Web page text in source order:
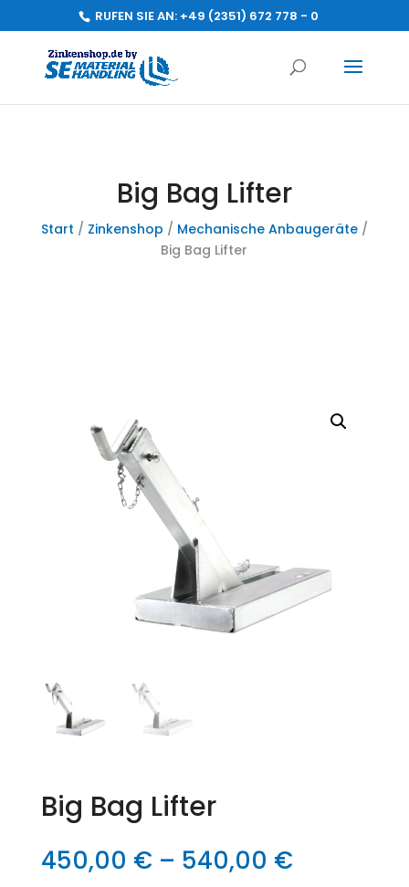
RUFEN SIE AN: +49 (2351) 672 778 - 0
Big Bag Lifter
Start / Zinkenshop / Mechanische Anbaugeräte/
Big Bag Lifter
Big Bag Lifter
450,00 €– 540,00 €